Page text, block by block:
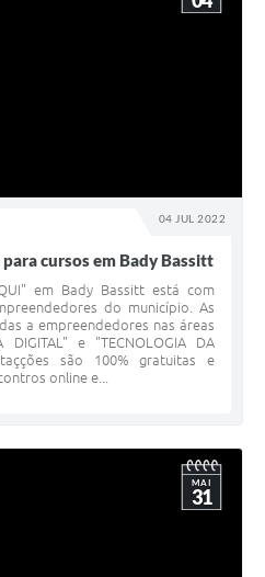
04 JUL 2022
para cursos em Bady Bassitt
em Bady Bassitt está com
do município. As
a empreendedores nas áreas
DIGITAL" e "TECNOLOGIA DA
são 100% gratuitas e
online e...
MAI
31